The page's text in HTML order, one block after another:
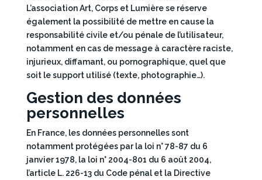
L’association Art, Corps et Lumière se réserve
également la possibilité de mettre en cause la
responsabilité civile et/ou pénale de l’utilisateur,
notamment en cas de message à caractère raciste,
injurieux, diffamant, ou pornographique, quel que
soit le support utilisé (texte, photographie…).
Gestion des données
personnelles
En France, les données personnelles sont
notamment protégées par la loi n° 78-87 du 6
janvier 1978, la loi n° 2004-801 du 6 août 2004,
l’article L. 226-13 du Code pénal et la Directive